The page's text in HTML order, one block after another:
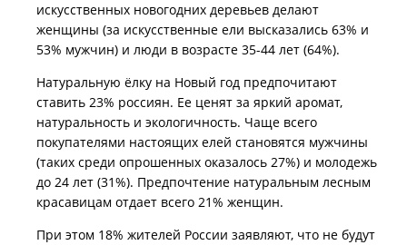
искусственных новогодних деревьев делают
женщины (за искусственные ели высказались 63% и
53% мужчин) и люди в возрасте 35-44 лет (64%).
Натуральную ёлку на Новый год предпочитают
ставить 23% россиян. Ее ценят за яркий аромат,
натуральность и экологичность. Чаще всего
покупателями настоящих елей становятся мужчины
(таких среди опрошенных оказалось 27%) и молодежь
до 24 лет (31%). Предпочтение натуральным лесным
красавицам отдает всего 21% женщин.
При этом 18% жителей России заявляют, что не будут